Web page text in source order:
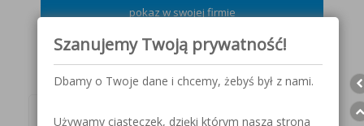
pokaz w swojej firmie
Szanujemy Twoją prywatność!
Dbamy o Twoje dane i chcemy, żebyś był z nami.
Używamy ciasteczek, dzięki którym nasza strona